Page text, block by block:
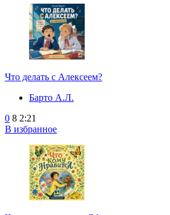
Что делать с Алексеем?
Барто А.Л.
0 8 2:21
В избранное